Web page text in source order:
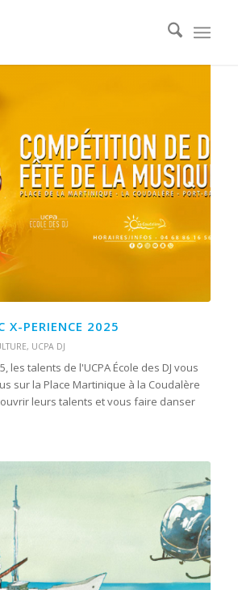
X-PERIENCE 2025
, UCPA DJ
les talents de l'UCPA École des DJ vous
sur la Place Martinique à la Coudalère
leurs talents et vous faire danser